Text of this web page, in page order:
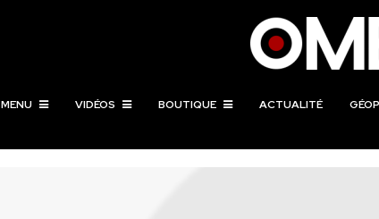
MENU VIDÉOS BOUTIQUE ACTUALITÉ